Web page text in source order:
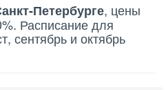
Петербурге, цены
Расписание для
сентябрь и октябрь